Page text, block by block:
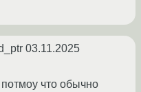
03.11.2025
что обычно